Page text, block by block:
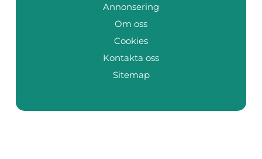
Annonsering
Om oss
Cookies
Kontakta oss
Sitemap